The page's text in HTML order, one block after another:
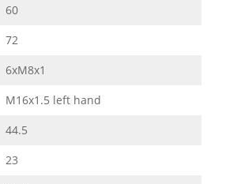
60
72
6xM8x1
M16x1.5 left hand
44.5
23